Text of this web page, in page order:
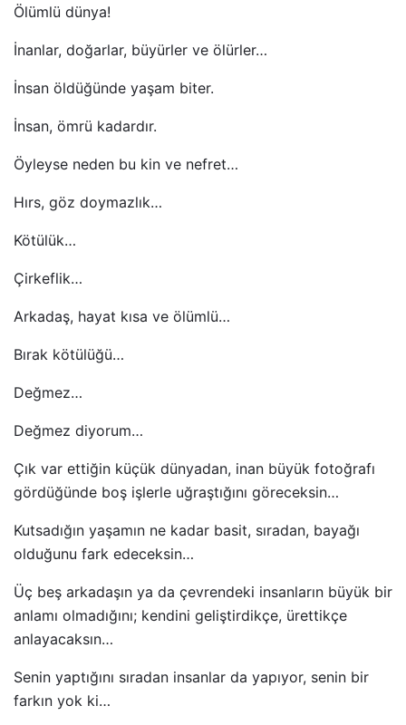
Ölümlü dünya!
İnanlar, doğarlar, büyürler ve ölürler…
İnsan öldüğünde yaşam biter.
İnsan, ömrü kadardır.
Öyleyse neden bu kin ve nefret…
Hırs, göz doymazlık…
Kötülük…
Çirkeflik…
Arkadaş, hayat kısa ve ölümlü…
Bırak kötülüğü…
Değmez…
Değmez diyorum…
Çık var ettiğin küçük dünyadan, inan büyük fotoğrafı
gördüğünde boş işlerle uğraştığını göreceksin…
Kutsadığın yaşamın ne kadar basit, sıradan, bayağı
olduğunu fark edeceksin…
Üç beş arkadaşın ya da çevrendeki insanların büyük bir
anlamı olmadığını; kendini geliştirdikçe, ürettikçe
anlayacaksın…
Senin yaptığını sıradan insanlar da yapıyor, senin bir
farkın yok ki…